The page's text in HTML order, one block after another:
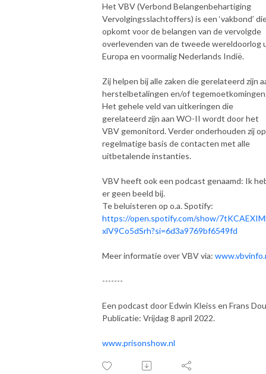
Het VBV (Verbond Belangenbehartiging
Vervolgingsslachtoffers) is een ‘vakbond’
opkomt voor de belangen van de vervolgde
overlevenden van de tweede wereldoorlog
Europa en voormalig Nederlands Indië.
Zij helpen bij alle zaken die gerelateerd zijn
herstelbetalingen en/of
Het gehele veld van uitkeringen die
gerelateerd zijn aan WO-II wordt door het
VBV gemonitord. Verder onderhouden zij op
regelmatige basis de contacten met alle
uitbetalende instanties.
VBV heeft ook een podcast genaamd: Ik
er geen beeld bij.
Te beluisteren op o.a. Spotify:
https://open.spotify.com/show/
xlV9Co5dSrh?si=6d3a9769bf6549fd
Meer informatie over VBV via:
-------
Een podcast door Edwin Kleiss en Frans
Publicatie: Vrijdag 8 april 2022.
www.prisonshow.nl